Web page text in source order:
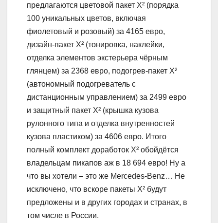
предлагаются цветовой пакет X² (порядка
100 уникальных цветов, включая
фиолетовый и розовый) за 4165 евро,
дизайн-пакет X² (тонировка, наклейки,
отделка элементов экстерьера чёрным
глянцем) за 2368 евро, подогрев-пакет X²
(автономный подогреватель с
дистанционным управлением) за 2499 евро
и защитный пакет X² (крышка кузова
рулонного типа и отделка внутренностей
кузова пластиком) за 4606 евро. Итого
полный комплект доработок X² обойдётся
владельцам пикапов аж в 18 694 евро! Ну а
что вы хотели – это же Mercedes-Benz… Не
исключено, что вскоре пакеты X² будут
предложены и в других городах и странах, в
том числе в России.